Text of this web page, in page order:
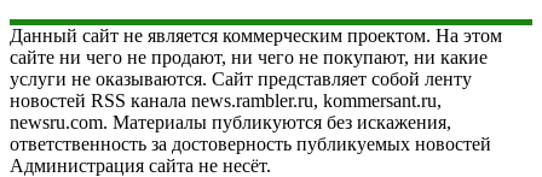
Данный сайт не является коммерческим проектом. На этом
сайте ни чего не продают, ни чего не покупают, ни какие
услуги не оказываются. Сайт представляет собой ленту
новостей RSS канала news.rambler.ru, kommersant.ru,
newsru.com. Материалы публикуются без искажения,
ответственность за достоверность публикуемых новостей
Администрация сайта не несёт.